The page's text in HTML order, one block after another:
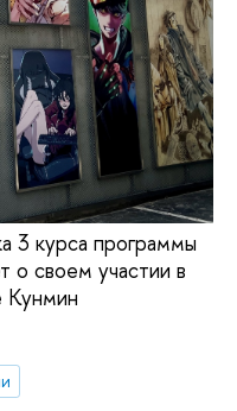
3 курса программы
о своем участии в
Кунмин